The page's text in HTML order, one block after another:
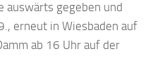
auswärts gegeben und
erneut in Wiesbaden auf
ab 16 Uhr auf der